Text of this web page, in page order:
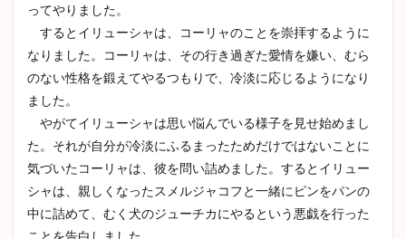
3.4
フェ
コー
ウィ
弁論
ってやりました。
するとイリューシャは、コーリャのことを崇拝するように
なりました。コーリャは、その行き過ぎた愛情を嫌い、むら
のない性格を鍛えてやるつもりで、冷淡に応じるようになり
ました。
やがてイリューシャは思い悩んでいる様子を見せ始めまし
た。それが自分が冷淡にふるまったためだけではないことに
気づいたコーリャは、彼を問い詰めました。するとイリュー
シャは、親しくなったスメルジャコフと一緒にピンをパンの
中に詰めて、むく犬のジューチカにやるという悪戯を行った
ことを告白しました。